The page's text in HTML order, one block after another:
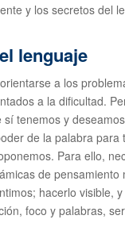
y los secretos del
lenguaje
a los
a la dificultad.
tenemos y
de la palabra
Para ello,
de
hacerlo visible,
foco y palabras,